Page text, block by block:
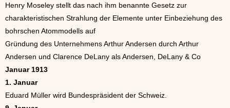
Henry Moseley stellt das nach ihm benannte Gesetz zur
charakteristischen Strahlung der Elemente unter Einbeziehung des
bohrschen Atommodells auf
Gründung des Unternehmens Arthur Andersen durch Arthur
Andersen und Clarence DeLany als Andersen, DeLany & Co
Januar 1913
1. Januar
Eduard Müller wird Bundespräsident der Schweiz.